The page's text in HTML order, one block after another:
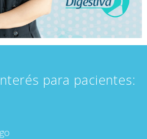
para pacientes: